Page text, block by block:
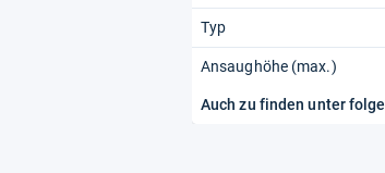
Typ
Ansaughöhe (max.)
Auch zu finden unter